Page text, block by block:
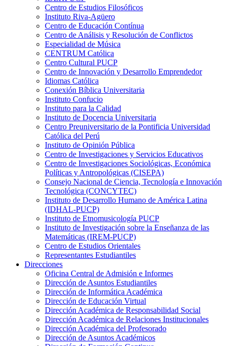
Centro de Estudios Filosóficos
Instituto Riva-Agüero
Centro de Educación Contínua
Centro de Análisis y Resolución de Conflictos
Especialidad de Música
CENTRUM Católica
Centro Cultural PUCP
Centro de Innovación y Desarrollo Emprendedor
Idiomas Católica
Conexión Bíblica Universitaria
Instituto Confucio
Instituto para la Calidad
Instituto de Docencia Universitaria
Centro Preuniversitario de la Pontificia Universidad
Católica del Perú
Instituto de Opinión Pública
Centro de Investigaciones y Servicios Educativos
Centro de Investigaciones Sociológicas, Económica
Políticas y Antropológicas (CISEPA)
Consejo Nacional de Ciencia, Tecnología e Innovación
Tecnológica (CONCYTEC)
Instituto de Desarrollo Humano de América Latina
(IDHAL-PUCP)
Instituto de Etnomusicología PUCP
Instituto de Investigación sobre la Enseñanza de las
Matemáticas (IREM-PUCP)
Centro de Estudios Orientales
Representantes Estudiantiles
Direcciones
Oficina Central de Admisión e Informes
Dirección de Asuntos Estudiantiles
Dirección de Informática Académica
Dirección de Educación Virtual
Dirección Académica de Responsabilidad Social
Dirección Académica de Relaciones Institucionales
Dirección Académica del Profesorado
Dirección de Asuntos Académicos